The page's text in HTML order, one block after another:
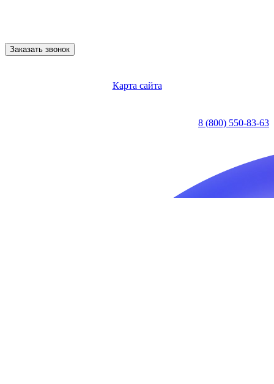
Заказать звонок
Карта сайта
8 (800) 550-83-63